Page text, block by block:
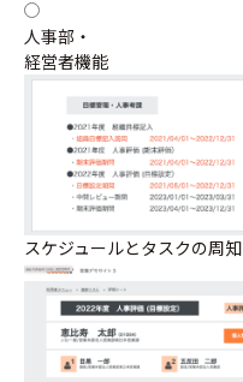
人事部・
経営者機能
スケジュールとタスクの周知